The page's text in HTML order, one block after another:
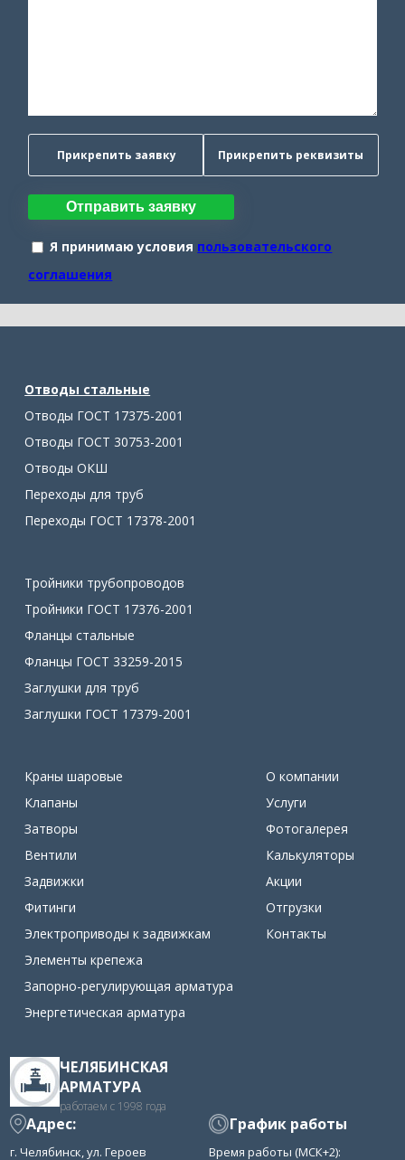
Прикрепить заявку Прикрепить реквизиты
Отправить заявку
Я принимаю условия пользовательского
соглашения
Отводы стальные
Отводы ГОСТ 17375-2001
Отводы ГОСТ 30753-2001
Отводы ОКШ
Переходы для труб
Переходы ГОСТ 17378-2001
Тройники трубопроводов
Тройники ГОСТ 17376-2001
Фланцы стальные
Фланцы ГОСТ 33259-2015
Заглушки для труб
Заглушки ГОСТ 17379-2001
Краны шаровые
Клапаны
Затворы
Вентили
Задвижки
Фитинги
Электроприводы к задвижкам
Элементы крепежа
Запорно-регулирующая арматура
Энергетическая арматура
О компании
Услуги
Фотогалерея
Калькуляторы
Акции
Отгрузки
Контакты
ЧЕЛЯБИНСКАЯ
АРМАТУРА
работаем с 1998 года
Адрес:
г. Челябинск, ул. Героев
График работы
Время работы (МСК+2):